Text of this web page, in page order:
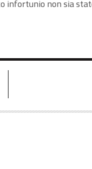
infortunio non sia